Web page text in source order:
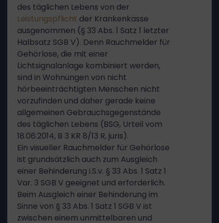
des täglichen Lebens von der
Leistungspflicht der Krankenkasse
ausgenommen (§ 33 Abs. 1 Satz 1 letzter
Halbsatz SGB V). Denn Rauchmelder für
Gehörlose, die mit einer
Lichtsignalanlage kombiniert werden,
sind in Wohnungen von nicht
hörbeeinträchtigten Menschen nicht
vorzufinden und daher gerade keine
allgemeinen Gebrauchsgegenstände
des täglichen Lebens (BSG, Urteil vom
18.06.2014, B 3 KR 8/13 R, juris).
Ein visueller Rauchmelder für Gehörlose
ist grundsätzlich auch zum Ausgleich
einer Behinderung i.S.v. § 33 Abs. 1 Satz 1
Var. 3 SGB V geeignet und erforderlich.
Beim Ausgleich einer Behinderung im
Sinne von § 33 Abs. 1 Satz 1 SGB V ist
zwischen einem unmittelbaren und